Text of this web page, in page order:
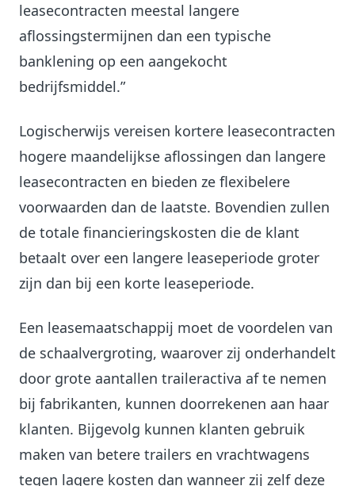
leasecontracten meestal langere
aflossingstermijnen dan een typische
banklening op een aangekocht
bedrijfsmiddel.”
Logischerwijs vereisen kortere leasecontracten
hogere maandelijkse aflossingen dan langere
leasecontracten en bieden ze flexibelere
voorwaarden dan de laatste. Bovendien zullen
de totale financieringskosten die de klant
betaalt over een langere leaseperiode groter
zijn dan bij een korte leaseperiode.
Een leasemaatschappij moet de voordelen van
de schaalvergroting, waarover zij onderhandelt
door grote aantallen traileractiva af te nemen
bij fabrikanten, kunnen doorrekenen aan haar
klanten. Bijgevolg kunnen klanten gebruik
maken van betere trailers en vrachtwagens
tegen lagere kosten dan wanneer zij zelf deze